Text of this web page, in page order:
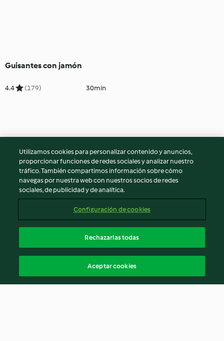
Guisantes con jamón
4.4 (179) 30min
Utilizamos cookies para personalizar contenido y anuncios,
proporcionar funciones de redes sociales y analizar nuestro
tráfico. También compartimos información sobre cómo
navegas por nuestra web con nuestros socios de redes
sociales, de publicidad y de analítica.
Configuración de cookies
Rechazarlas todas
Aceptar cookies